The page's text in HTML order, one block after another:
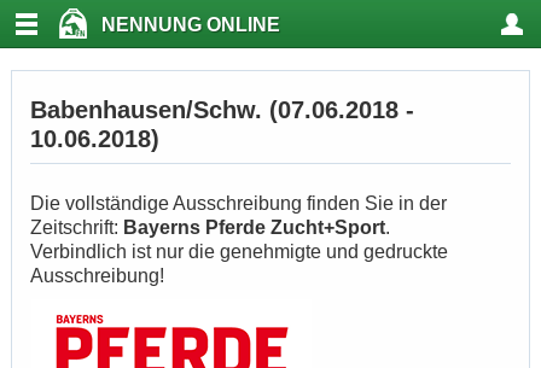
NENNUNG ONLINE
Babenhausen/Schw. (07.06.2018 -
10.06.2018)
Die vollständige Ausschreibung finden Sie in der
Zeitschrift: Bayerns Pferde Zucht+Sport.
Verbindlich ist nur die genehmigte und gedruckte
Ausschreibung!